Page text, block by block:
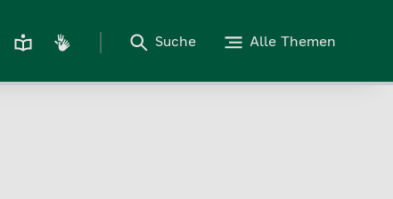
Suche Alle Themen